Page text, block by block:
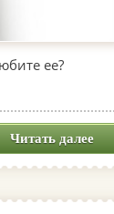
ее?
Читать далее